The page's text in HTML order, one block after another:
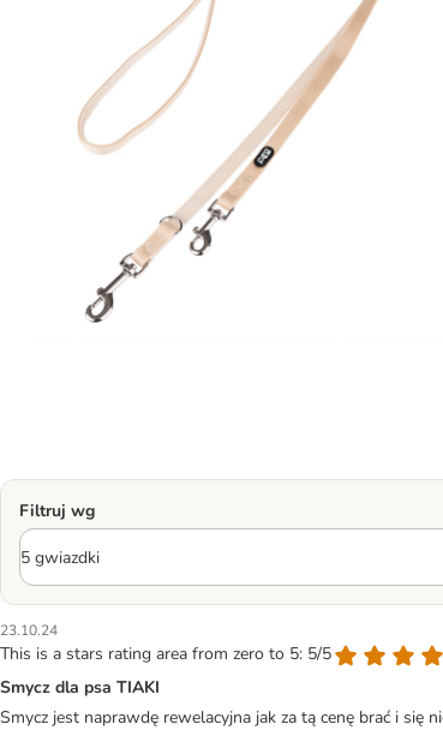
Filtruj wg
23.10.24
This is a stars rating area from zero to 5: 5/5
Smycz dla psa TIAKI
Smycz jest naprawdę rewelacyjna jak za tą cenę brać i się